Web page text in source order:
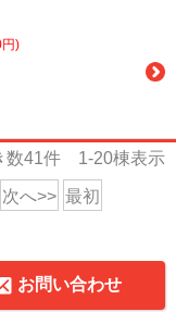
)
数41件 1-20棟表示
次へ>> 最初
お問い合わせ